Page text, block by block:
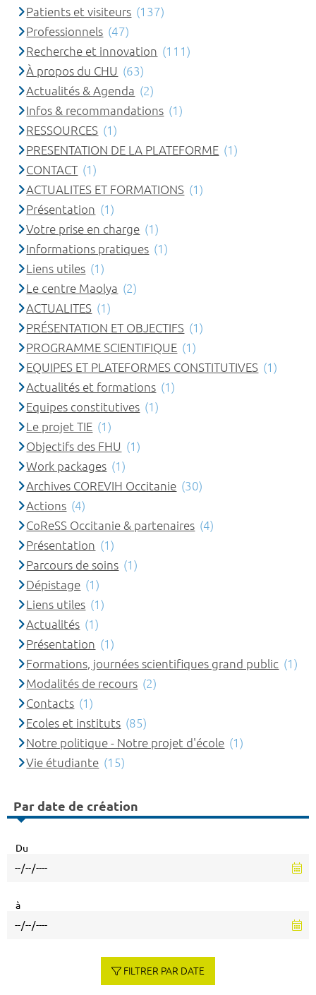
Patients et visiteurs (137)
Professionnels (47)
Recherche et innovation (111)
À propos du CHU (63)
Actualités & Agenda (2)
Infos & recommandations (1)
RESSOURCES (1)
PRESENTATION DE LA PLATEFORME (1)
CONTACT (1)
ACTUALITES ET FORMATIONS (1)
Présentation (1)
Votre prise en charge (1)
Informations pratiques (1)
Liens utiles (1)
Le centre Maolya (2)
ACTUALITES (1)
PRÉSENTATION ET OBJECTIFS (1)
PROGRAMME SCIENTIFIQUE (1)
EQUIPES ET PLATEFORMES CONSTITUTIVES (1)
Actualités et formations (1)
Equipes constitutives (1)
Le projet TIE (1)
Objectifs des FHU (1)
Work packages (1)
Archives COREVIH Occitanie (30)
Actions (4)
CoReSS Occitanie & partenaires (4)
Présentation (1)
Parcours de soins (1)
Dépistage (1)
Liens utiles (1)
Actualités (1)
Présentation (1)
Formations, journées scientifiques grand public (1)
Modalités de recours (2)
Contacts (1)
Ecoles et instituts (85)
Notre politique - Notre projet d'école (1)
Vie étudiante (15)
Par date de création
Du
à
FILTRER PAR DATE